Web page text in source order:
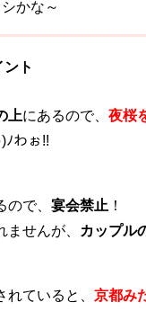
かな～
ト
上にあるので、 夜桜
わぉ!!
で、 宴会禁止 ！
せんが、
カップル
れていると、 京都み